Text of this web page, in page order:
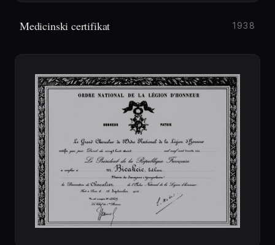
Medicinski certifikat 1938